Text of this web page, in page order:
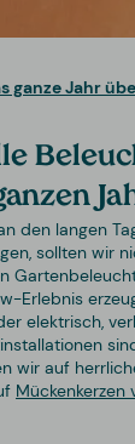
ganze Jahr
den langen
sollten wir
Erlebnis
elektrisch,
wir auf
Mückenkerzen